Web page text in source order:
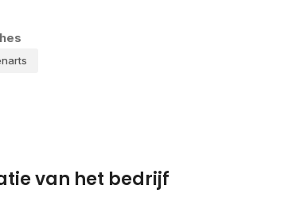
van het bedrijf